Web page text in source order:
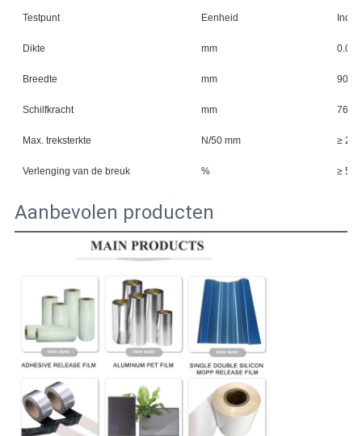
Testpunt Eenheid
Dikte mm 0.06-
Breedte mm 900-
Schilfkracht mm 76
Max. treksterkte N/50 mm ≥ 200
Verlenging van de breuk % ≥ 50
Aanbevolen producten